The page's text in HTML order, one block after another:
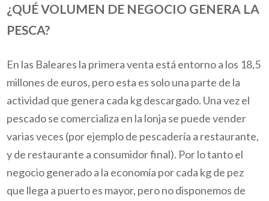
¿QUÉ VOLUMEN DE NEGOCIO GENERA LA
PESCA?
En las Baleares la primera venta está entorno a los 18,5
millones de euros, pero esta es solo una parte de la
actividad que genera cada kg descargado. Una vez el
pescado se comercializa en la lonja se puede vender
varias veces (por ejemplo de pescadería a restaurante,
y de restaurante a consumidor final). Por lo tanto el
negocio generado a la economía por cada kg de pez
que llega a puerto es mayor, pero no disponemos de